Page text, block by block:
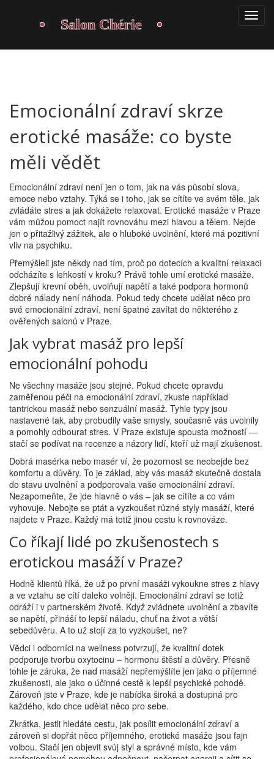
Emocionální zdraví skrze
erotické masáže: co byste
měli vědět
Emocionální zdraví není jen o tom, jak na vás působí slova,
emoce nebo vztahy. Týká se i toho, jak se cítíte ve svém těle, jak
zvládáte stres a jak dokážete relaxovat. Erotické masáže v Praze
vám můžou pomoct najít rovnováhu mezi hlavou a tělem. Nejde
jen o přitažlivý zážitek, ale o hluboké uvolnění, které má pozitivní
vliv na psychiku.
Přemýšleli jste někdy nad tím, proč po dotecích a kvalitní relaxaci
odcházíte s lehkostí v kroku? Právě tohle umí erotické masáže.
Zlepšují krevní oběh, uvolňují napětí a také podpora hormonů
dobré nálady není náhoda. Pokud tedy chcete udělat něco pro
své emocionální zdraví, není špatné zavítat do některého z
ověřených salonů v Praze.
Jak vybrat masáž pro lepší
emocionální pohodu
Ne všechny masáže jsou stejné. Pokud chcete opravdu
zaměřenou péči na emocionální zdraví, zkuste například
tantrickou masáž nebo senzuální masáž. Tyhle typy jsou
nastavené tak, aby probudily vaše smysly, současně vás uvolnily
a pomohly odbourat stres. V Praze existuje spousta možností —
stačí se podívat na recenze a názory lidí, kteří už mají zkušenost.
Dobrá masérka nebo masér ví, že pozornost se neobejde bez
komfortu a důvěry. To je základ, aby vás masáž skutečně dostala
do stavu uvolnění a podporovala vaše emocionální zdraví.
Nezapomeňte, že jde hlavně o vás – jak se cítíte a co vám
vyhovuje. Nebojte se ptát a vyzkoušet různé styly masáží, které
najdete v Praze. Každý má totiž jinou cestu k rovnováze.
Co říkají lidé po zkušenostech s
erotickou masáží v Praze?
Hodně klientů říká, že už po první masáži vykoukne stres z hlavy
a ve vztahu se cítí daleko volněji. Emocionální zdraví se totiž
odráží i v partnerském životě. Když zvládnete uvolnění a zbavíte
se napětí, přináší to lepší náladu, chuť na život a větší
sebedůvěru. A to už stojí za to vyzkoušet, ne?
Vědci i odborníci na wellness potvrzují, že kvalitní dotek
podporuje tvorbu oxytocinu – hormonu štěstí a důvěry. Přesně
tohle je záruka, že nad masáží nepřemýšlíte jen jako o příjemné
zkušenosti, ale jako o účinné cestě k lepší psychické pohodě.
Zároveň jste v Praze, kde je nabídka široká a dostupná pro
každého, kdo chce udělat něco pro sebe.
Zkrátka, jestli hledáte cestu, jak posílit emocionální zdraví a
zároveň si dopřát něco příjemného, erotické masáže jsou fajn
volbou. Stačí jen objevit svůj styl a správné místo, kde vám